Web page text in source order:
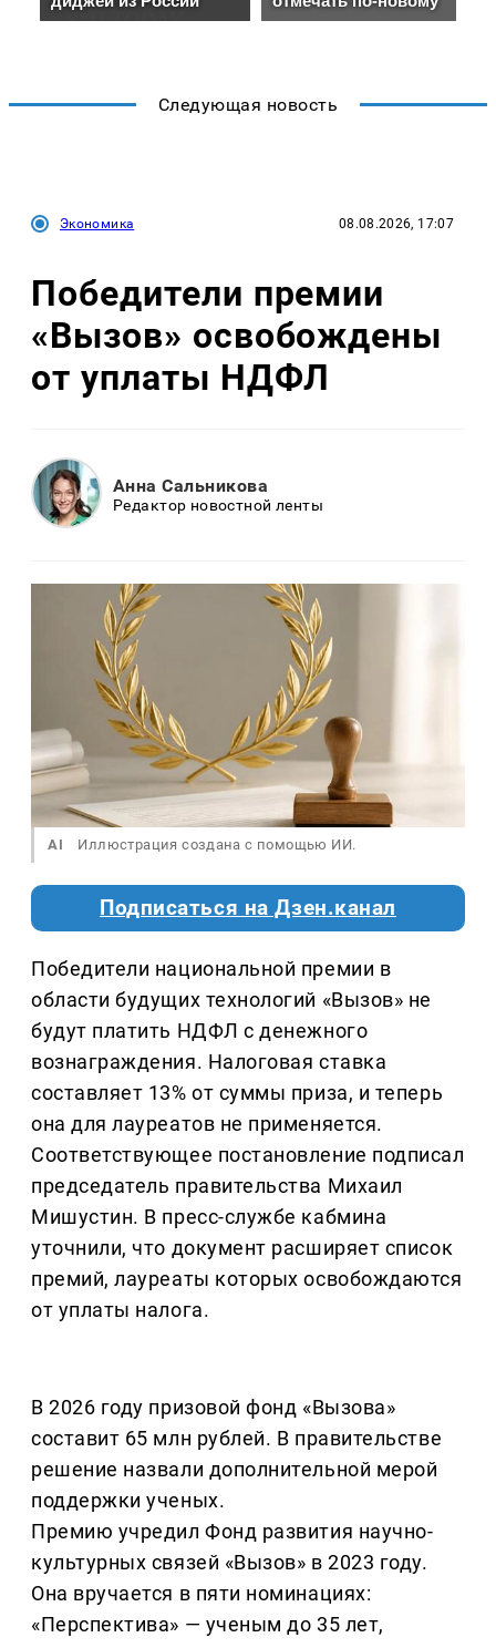
Следующая новость
Экономика 08.08.2026, 17:07
Победители премии
«Вызов» освобождены
от уплаты НДФЛ
Анна Сальникова
Редактор новостной ленты
AI Иллюстрация создана с помощью ИИ.
Подписаться на Дзен.канал
Победители национальной премии в
области будущих технологий «Вызов» не
будут платить НДФЛ с денежного
вознаграждения. Налоговая ставка
составляет 13% от суммы приза, и теперь
она для лауреатов не применяется.
Соответствующее постановление подписал
председатель правительства Михаил
Мишустин. В пресс-службе кабмина
уточнили, что документ расширяет список
премий, лауреаты которых освобождаются
от уплаты налога.
В 2026 году призовой фонд «Вызова»
составит 65 млн рублей. В правительстве
решение назвали дополнительной мерой
поддержки ученых.
Премию учредил Фонд развития научно-
культурных связей «Вызов» в 2023 году.
Она вручается в пяти номинациях:
«Перспектива» — ученым до 35 лет,